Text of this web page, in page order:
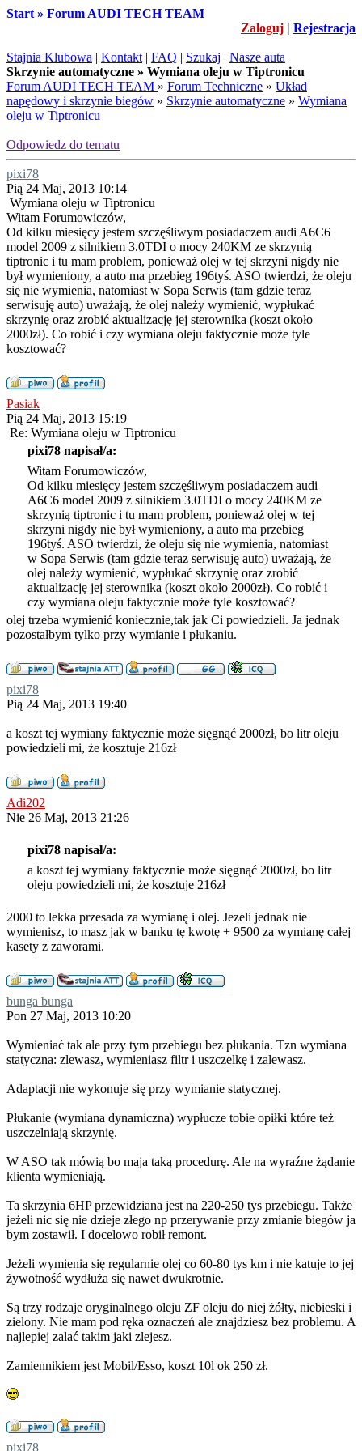
Start » Forum AUDI TECH TEAM
Zaloguj | Rejestracja
Stajnia Klubowa | Kontakt | FAQ | Szukaj | Nasze auta
Skrzynie automatyczne » Wymiana oleju w Tiptronicu
Forum AUDI TECH TEAM » Forum Techniczne » Układ
napędowy i skrzynie biegów » Skrzynie automatyczne » Wymiana
oleju w Tiptronicu
Odpowiedz do tematu
pixi78
Pią 24 Maj, 2013 10:14
Wymiana oleju w Tiptronicu
Witam Forumowiczów,
Od kilku miesięcy jestem szczęśliwym posiadaczem audi A6C6
model 2009 z silnikiem 3.0TDI o mocy 240KM ze skrzynią
tiptronic i tu mam problem, ponieważ olej w tej skrzyni nigdy nie
był wymieniony, a auto ma przebieg 196tyś. ASO twierdzi, że oleju
się nie wymienia, natomiast w Sopa Serwis (tam gdzie teraz
serwisuję auto) uważają, że olej należy wymienić, wypłukać
skrzynię oraz zrobić aktualizację jej sterownika (koszt około
2000zł). Co robić i czy wymiana oleju faktycznie może tyle
kosztować?
Pasiak
Pią 24 Maj, 2013 15:19
Re: Wymiana oleju w Tiptronicu
pixi78 napisał/a:
Witam Forumowiczów,
Od kilku miesięcy jestem szczęśliwym posiadaczem audi
A6C6 model 2009 z silnikiem 3.0TDI o mocy 240KM ze
skrzynią tiptronic i tu mam problem, ponieważ olej w tej
skrzyni nigdy nie był wymieniony, a auto ma przebieg
196tyś. ASO twierdzi, że oleju się nie wymienia, natomiast
w Sopa Serwis (tam gdzie teraz serwisuję auto) uważają, że
olej należy wymienić, wypłukać skrzynię oraz zrobić
aktualizację jej sterownika (koszt około 2000zł). Co robić i
czy wymiana oleju faktycznie może tyle kosztować?
olej trzeba wymienić koniecznie,tak jak Ci powiedzieli. Ja jednak
pozostałbym tylko przy wymianie i płukaniu.
pixi78
Pią 24 Maj, 2013 19:40
a koszt tej wymiany faktycznie może sięgnąć 2000zł, bo litr oleju
powiedzieli mi, że kosztuje 216zł
Adi202
Nie 26 Maj, 2013 21:26
pixi78 napisał/a:
a koszt tej wymiany faktycznie może sięgnąć 2000zł, bo litr
oleju powiedzieli mi, że kosztuje 216zł
2000 to lekka przesada za wymianę i olej. Jezeli jednak nie
wymienisz, to masz jak w banku tę kwotę + 9500 za wymianę całej
kasety z zaworami.
bunga bunga
Pon 27 Maj, 2013 10:20
Wymieniać tak ale przy tym przebiegu bez płukania. Tzn wymiana
statyczna: zlewasz, wymieniasz filtr i uszczelkę i zalewasz.
Adaptacji nie wykonuje się przy wymianie statycznej.
Płukanie (wymiana dynamiczna) wypłucze tobie opiłki które też
uszczelniają skrzynię.
W ASO tak mówią bo maja taką procedurę. Ale na wyraźne żądanie
klienta wymieniają.
Ta skrzynia 6HP przewidziana jest na 220-250 tys przebiegu. Także
jeżeli nic się nie dzieje złego np przerywanie przy zmianie biegów ja
bym zostawił. I docelowo robił remont.
Jeżeli wymienia się regularnie olej co 60-80 tys km i nie katuje to jej
żywotność wydłuża się nawet dwukrotnie.
Są trzy rodzaje oryginalnego oleju ZF oleju do niej żółty, niebieski i
zielony. Nie mam pod ręka oznaczeń ale znajdziesz bez problemu. A
najlepiej zalać takim jaki zlejesz.
Zamiennikiem jest Mobil/Esso, koszt 10l ok 250 zł.
pixi78